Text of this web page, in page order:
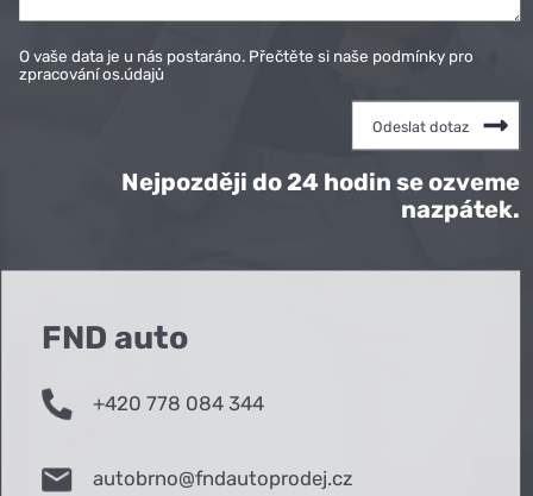
O vaše data je u nás postaráno. Přečtěte si naše podmínky pro
zpracování os.údajů
Nejpozději do 24 hodin se ozveme
nazpátek.
FND auto
+420 778 084 344
autobrno@fndautoprodej.cz